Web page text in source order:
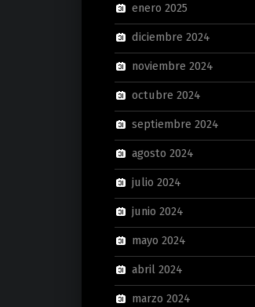
enero 2025
diciembre 2024
noviembre 2024
octubre 2024
septiembre 2024
agosto 2024
julio 2024
junio 2024
mayo 2024
abril 2024
marzo 2024